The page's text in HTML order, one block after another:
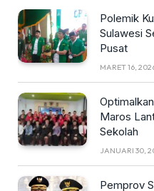
Polemik
Sulawesi
Pusat
MARET 16,
Maros
Sekolah
JANUARI 30,
Pemprov